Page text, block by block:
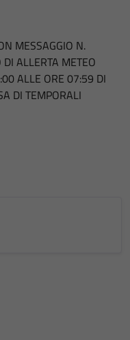
MESSAGGIO N.
ALLERTA METEO
ALLE ORE 07:59 DI
DI TEMPORALI